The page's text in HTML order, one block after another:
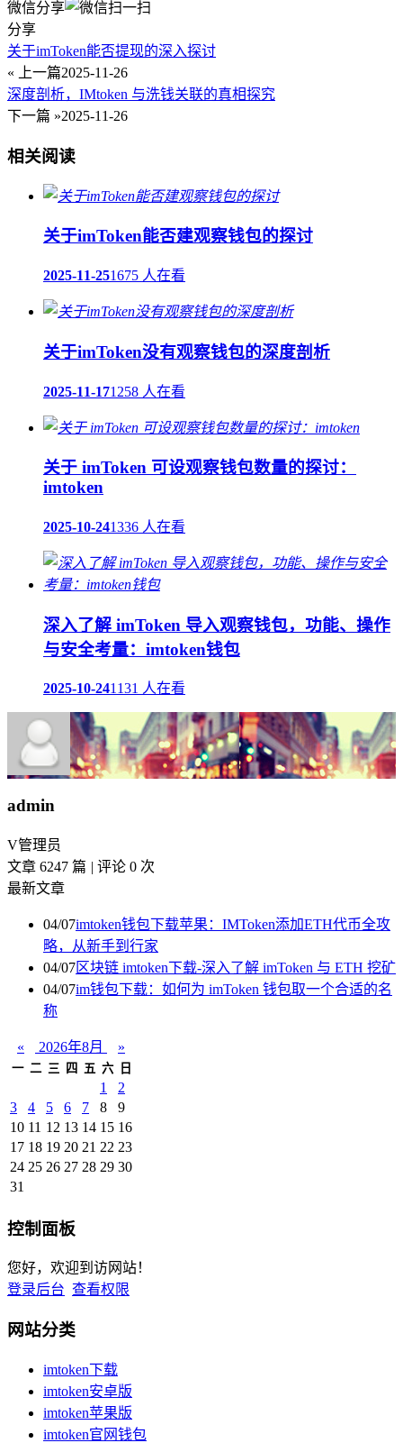
微信分享
分享
关于imToken能否提现的深入探讨
« 上一篇2025-11-26
深度剖析，IMtoken 与洗钱关联的真相探究
下一篇 »2025-11-26
相关阅读
关于imToken能否建观察钱包的探讨
2025-11-251675 人在看
关于imToken没有观察钱包的深度剖析
2025-11-171258 人在看
关于 imToken 可设观察钱包数量的探讨：
imtoken
2025-10-241336 人在看
深入了解 imToken 导入观察钱包，功能、操作
与安全考量：imtoken钱包
2025-10-241131 人在看
admin
V管理员
文章 6247 篇 | 评论 0 次
最新文章
04/07imtoken钱包下载苹果：IMToken添加ETH代币全攻
略，从新手到行家
04/07区块链 imtoken下载-深入了解 imToken 与 ETH 挖矿
04/07im钱包下载：如何为 imToken 钱包取一个合适的名
称
« 2026年8月 »
一 二 三 四 五 六 日
1
2
3
4 5 6 7 8
9
10 11 12 13 14 15 16
17 18 19 20 21 22 23
24 25 26 27 28 29 30
31
控制面板
您好，欢迎到访网站！
登录后台 查看权限
网站分类
imtoken下载
imtoken安卓版
imtoken苹果版
imtoken官网钱包